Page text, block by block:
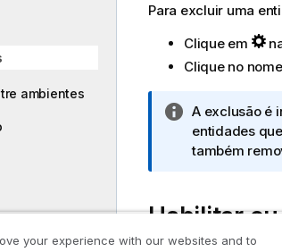
ambientes
Para excluir uma
Clique em
Clique no
N
o
t
n
A exclusão é
entidades
também
Habilitar
your experience with our websites and to